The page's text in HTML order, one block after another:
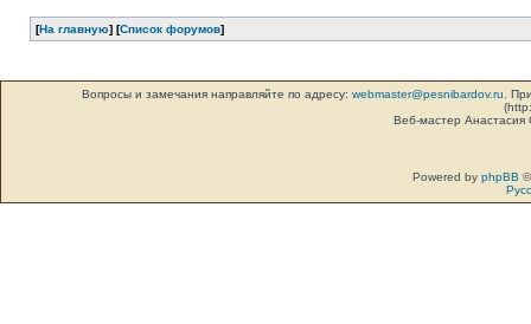
[На главную] [Список форумов]
Вопросы и замечания направляйте по адресу: webmaster@pesnibardov.ru .
Веб-мастер
Powered by phpBB